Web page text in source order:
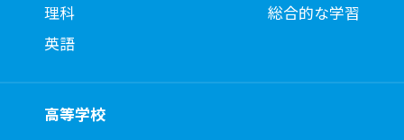
理科
英語
総合的な学習
高等学校